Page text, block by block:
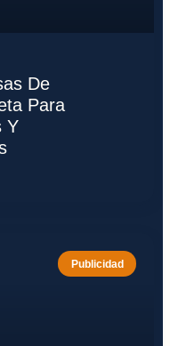
De
Para
Y
Publicidad